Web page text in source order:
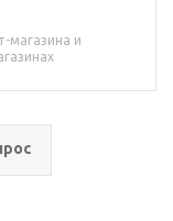
магазина и